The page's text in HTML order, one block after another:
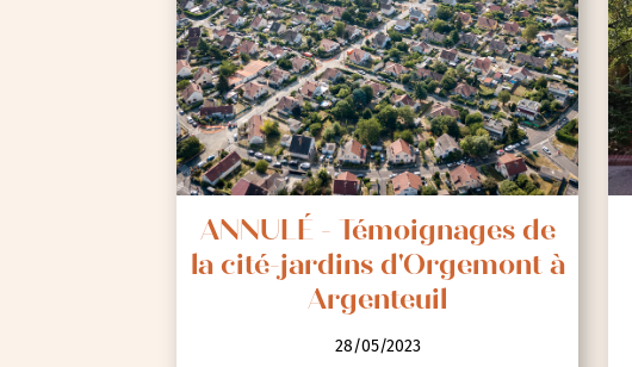
Randonnées
Spectacle et performances
Visites
Voyage d'études
ANNULÉ - Témoignages de
la cité-jardins d'Orgemont à
Argenteuil
28/05/2023